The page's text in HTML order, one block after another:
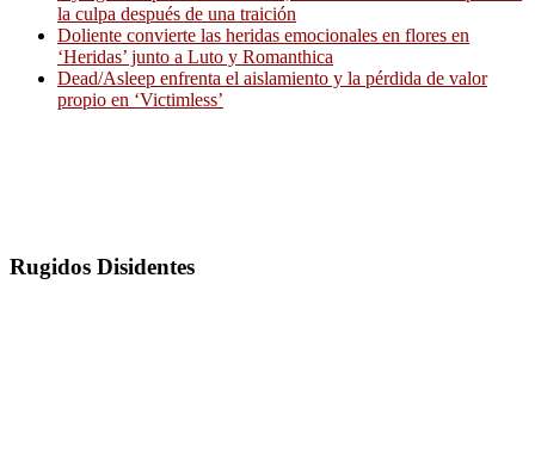
la culpa después de una traición
Doliente convierte las heridas emocionales en flores en
‘Heridas’ junto a Luto y Romanthica
Dead/Asleep enfrenta el aislamiento y la pérdida de valor
propio en ‘Victimless’
Rugidos Disidentes